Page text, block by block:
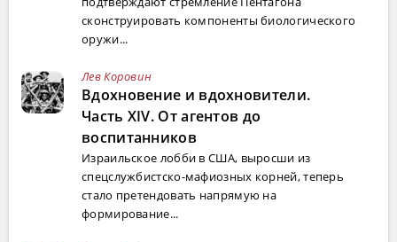
сконструировать компоненты биологического
оружи...
Лев Коровин
Вдохновение и вдохновители.
Часть XIV. От агентов до
воспитанников
Израильское лобби в США, выросши из
спецслужбистско-мафиозных корней, теперь
стало претендовать напрямую на
формирование...